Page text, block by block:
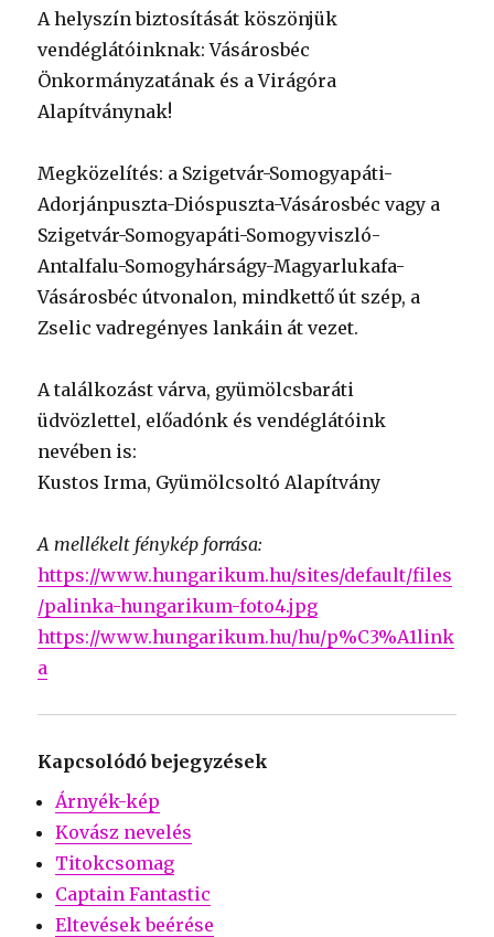
A helyszín biztosítását köszönjük
vendéglátóinknak: Vásárosbéc
Önkormányzatának és a Virágóra
Alapítványnak!
Megközelítés: a Szigetvár-Somogyapáti-
Adorjánpuszta-Dióspuszta-Vásárosbéc vagy a
Szigetvár-Somogyapáti-Somogyviszló-
Antalfalu-Somogyhárságy-Magyarlukafa-
Vásárosbéc útvonalon, mindkettő út szép, a
Zselic vadregényes lankáin át vezet.
A találkozást várva, gyümölcsbaráti
üdvözlettel, előadónk és vendéglátóink
nevében is:
Kustos Irma, Gyümölcsoltó Alapítvány
A mellékelt fénykép forrása:
https://www.hungarikum.hu/sites/default/files
/palinka-hungarikum-foto4.jpg
https://www.hungarikum.hu/hu/p%C3%A1link
a
Kapcsolódó bejegyzések
Árnyék-kép
Kovász nevelés
Titokcsomag
Captain Fantastic
Eltevések beérése